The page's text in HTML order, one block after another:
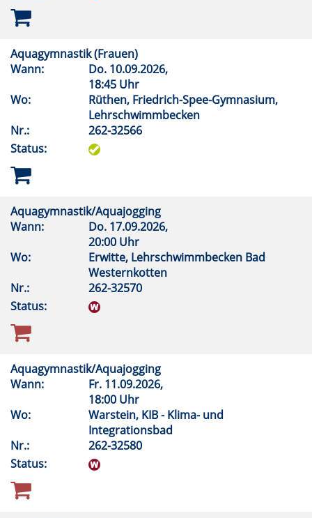
Aquagymnastik (Frauen)
Wann:
Do. 10.09.2026,
18:45 Uhr
Wo:
Rüthen, Friedrich-Spee-Gymnasium,
Lehrschwimmbecken
Nr.:
262-32566
Status:
Aquagymnastik/Aquajogging
Wann:
Do. 17.09.2026,
20:00 Uhr
Wo:
Erwitte, Lehrschwimmbecken Bad
Westernkotten
Nr.:
262-32570
Status:
Aquagymnastik/Aquajogging
Wann:
Fr. 11.09.2026,
18:00 Uhr
Wo:
Warstein, KIB - Klima- und
Integrationsbad
Nr.:
262-32580
Status: